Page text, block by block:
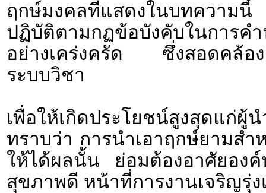
ฤกษ์มงคลที่แสดงในบทความ
ปฏิบัติตามกฏข้อบังคับในก
อย่างเคร่งครัด ซึ่งสอดคล้อง
ระบบวิชา
เพื่อให้เกิดประโยชน์สูงสุดแก่
ทราบว่า การนำเอาฤกษ์ยามสำ
ให้ได้ผลนั้น ย่อมต้องอาศัยอง
สุขภาพดี หน้าที่การงานเจริญรุ่ง